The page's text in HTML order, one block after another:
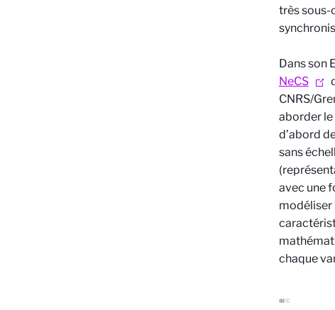
très sous-
Dans son
NeCS
CNRS/
aborder
d’abord
sans
avec une
modéliser
chaque